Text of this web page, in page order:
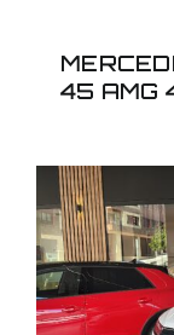
45 AMG